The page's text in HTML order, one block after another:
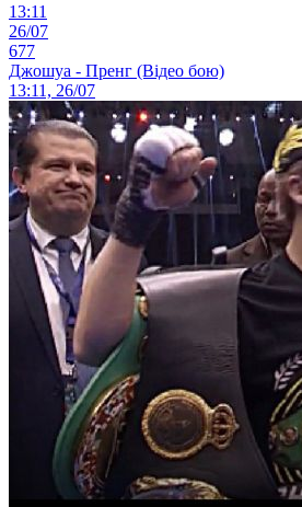
13:11
26/07
677
Джошуа - Пренг (Відео бою)
13:11, 26/07